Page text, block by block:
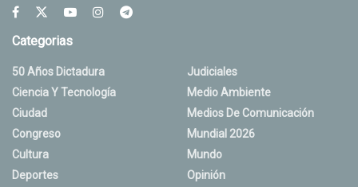
Categorias
50 Años Dictadura
Ciencia Y Tecnología
Ciudad
Congreso
Cultura
Deportes
Judiciales
Medio Ambiente
Medios De Comunicación
Mundial 2026
Mundo
Opinión